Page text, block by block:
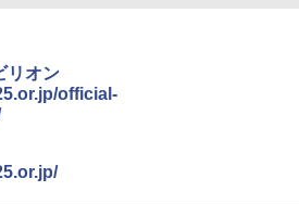
リオン
official-